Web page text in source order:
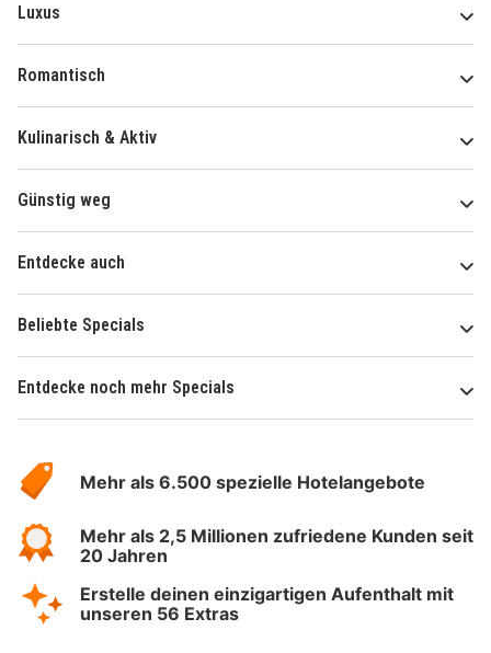
Luxus
Romantisch
Kulinarisch & Aktiv
Günstig weg
Entdecke auch
Beliebte Specials
Entdecke noch mehr Specials
Hotelspecials
Mehr als 6.500 spezielle Hotelangebote
Mehr als 2,5 Millionen zufriedene Kunden seit
20 Jahren
Erstelle deinen einzigartigen Aufenthalt mit
unseren 56 Extras